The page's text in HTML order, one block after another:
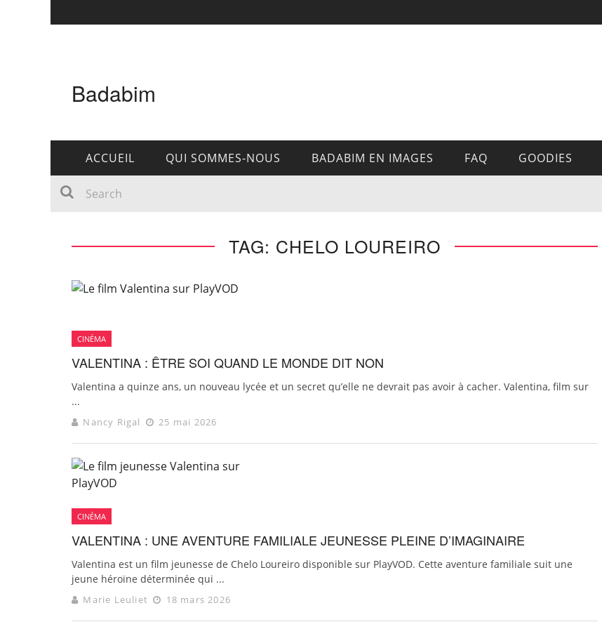
Badabim
ACCUEIL QUI SOMMES-NOUS BADABIM EN IMAGES FAQ GOODIES
TAG: CHELO LOUREIRO
CINÉMA
VALENTINA : ÊTRE SOI QUAND LE MONDE DIT NON
Valentina a quinze ans, un nouveau lycée et un secret qu’elle ne devrait pas avoir à cacher. Valentina, film sur
...
Nancy Rigal 25 mai 2026
CINÉMA
VALENTINA : UNE AVENTURE FAMILIALE JEUNESSE PLEINE D’IMAGINAIRE
Valentina est un film jeunesse de Chelo Loureiro disponible sur PlayVOD. Cette aventure familiale suit une
jeune héroïne déterminée qui ...
Marie Leuliet 18 mars 2026